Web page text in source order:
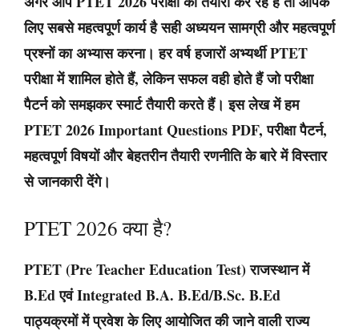
लिए सबसे महत्वपूर्ण कार्य है सही अध्ययन सामग्री और महत्वपूर्ण
प्रश्नों का अभ्यास करना। हर वर्ष हजारों अभ्यर्थी PTET
परीक्षा में शामिल होते हैं, लेकिन सफल वही होते हैं जो परीक्षा
पैटर्न को समझकर स्मार्ट तैयारी करते हैं। इस लेख में हम
PTET 2026 Important Questions PDF, परीक्षा पैटर्न,
महत्वपूर्ण विषयों और बेहतरीन तैयारी रणनीति के बारे में विस्तार
से जानकारी देंगे।
PTET 2026 क्या है?
PTET (Pre Teacher Education Test) राजस्थान में
B.Ed एवं Integrated B.A. B.Ed/B.Sc. B.Ed
पाठ्यक्रमों में प्रवेश के लिए आयोजित की जाने वाली राज्य